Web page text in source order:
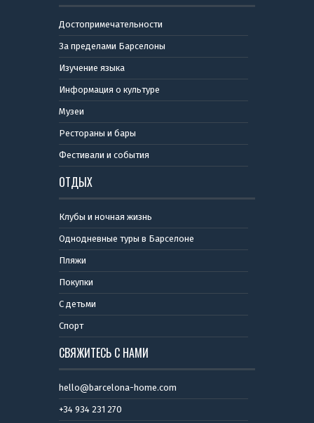
Достопримечательности
За пределами Барселоны
Изучение языка
Информация о культуре
Музеи
Рестораны и бары
Фестивали и события
ОТДЫХ
Клубы и ночная жизнь
Однодневные туры в Барселоне
Пляжи
Покупки
С детьми
Спорт
СВЯЖИТЕСЬ С НАМИ
hello@barcelona-home.com
+34 934 231 270